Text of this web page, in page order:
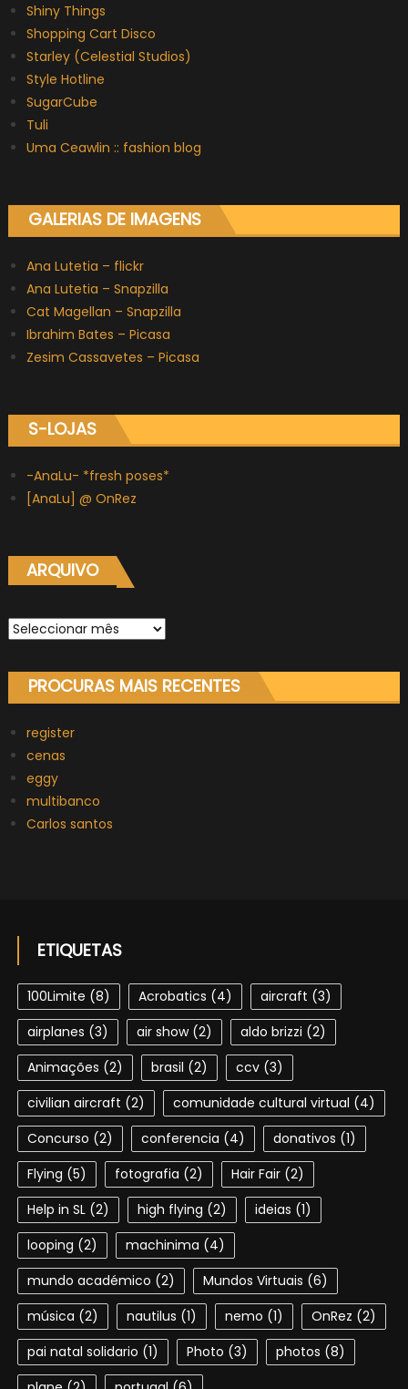
Shiny Things
Shopping Cart Disco
Starley (Celestial Studios)
Style Hotline
SugarCube
Tuli
Uma Ceawlin :: fashion blog
GALERIAS DE IMAGENS
Ana Lutetia – flickr
Ana Lutetia – Snapzilla
Cat Magellan – Snapzilla
Ibrahim Bates – Picasa
Zesim Cassavetes – Picasa
S-LOJAS
-AnaLu- *fresh poses*
[AnaLu] @ OnRez
ARQUIVO
Arquivo
PROCURAS MAIS RECENTES
register
cenas
eggy
multibanco
Carlos santos
ETIQUETAS
100Limite (8) Acrobatics (4) aircraft (3)
airplanes (3) air show(2) aldo brizzi (2)
Animações (2) brasil (2) ccv(3)
civilian aircraft (2) comunidade cultural virtual (4)
Concurso (2) conferencia (4) donativos (1)
Flying (5) fotografia (2) Hair Fair(2)
Help in SL(2) high flying (2) ideias (1)
looping (2) machinima (4)
mundo académico (2) Mundos Virtuais (6)
música (2) nautilus (1) nemo (1) OnRez (2)
pai natal solidario (1) Photo (3) photos (8)